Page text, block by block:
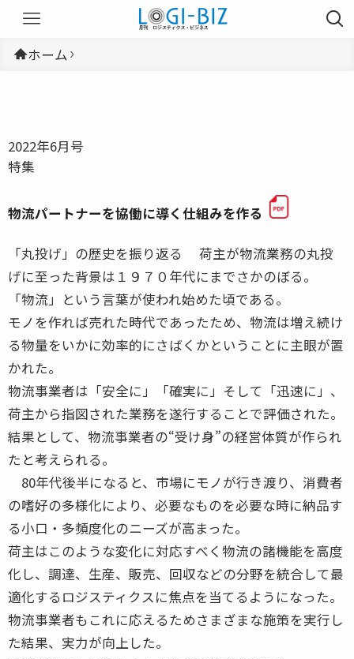
ホーム
2022年6月号
特集
物流パートナーを協働に導く仕組みを作る
「丸投げ」の歴史を振り返る 荷主が物流業務の丸投
げに至った背景は１９７０年代にまでさかのぼる。
「物流」という言葉が使われ始めた頃である。
モノを作れば売れた時代であったため、物流は増え続け
る物量をいかに効率的にさばくかということに主眼が置
かれた。
物流事業者は「安全に」「確実に」そして「迅速に」、
荷主から指図された業務を遂行することで評価された。
結果として、物流事業者の“受け身”の経営体質が作られ
たと考えられる。
80年代後半になると、市場にモノが行き渡り、消費者
の嗜好の多様化により、必要なものを必要な時に納品す
る小口・多頻度化のニーズが高まった。
荷主はこのような変化に対応すべく物流の諸機能を高度
化し、調達、生産、販売、回収などの分野を統合して最
適化するロジスティクスに焦点を当てるようになった。
物流事業者もこれに応えるためさまざまな施策を実行し
た結果、実力が向上した。